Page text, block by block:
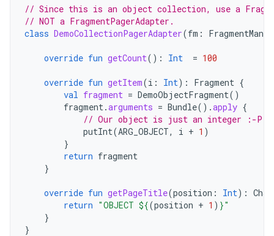
// Since this is an object collection, use a
// NOT a FragmentPagerAdapter.
class DemoCollectionPagerAdapter(fm :
override fun getCount(): Int = 100
override fun getItem(i : Int): Fragment {
val fragment = DemoObjectFragment()
fragment.arguments = Bundle().apply {
// Our object is just an integer :-P
putInt(ARG_OBJECT, i + 1 )
}
return fragment
}
override fun getPageTitle(position : Int):
return "OBJECT ${(position + 1 ) }"
}
}